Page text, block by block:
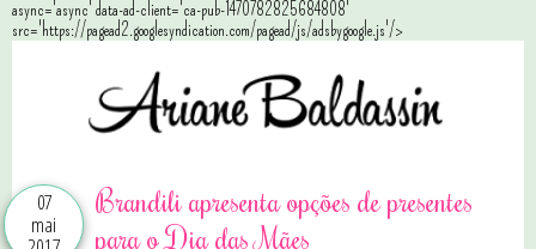
async='async' data-ad-client='ca-pub-1470782825684808'
src='https://pagead2.googlesyndication.com/pagead/js/adsbygoogle.js'/>
07
mai
Brandili apresenta opções de presentes
para o Dia das Mães